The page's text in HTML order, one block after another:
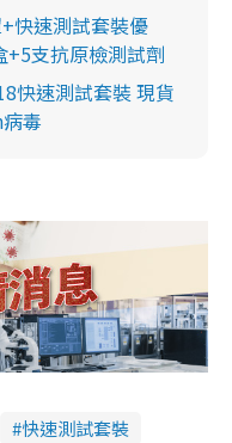
快速測試套裝優
支抗原檢測試劑
快速測試套裝 現貨
毒
快速測試套裝